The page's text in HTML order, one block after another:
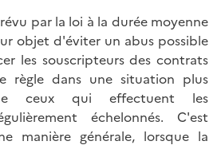
par la loi à la durée moyenne
objet d'éviter un abus possible
les souscripteurs des contrats
règle dans une situation plus
ceux qui effectuent les
échelonnés. C'est
manière générale, lorsque la